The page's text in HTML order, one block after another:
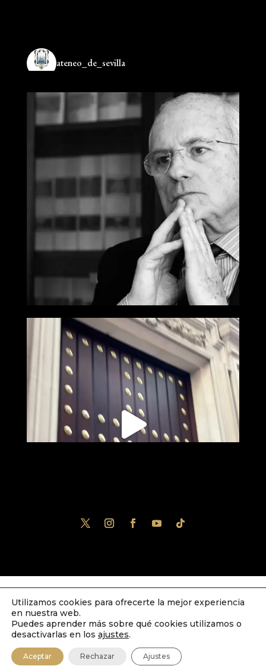
ateneo_de_sevilla
Diseñado poriNova Cloud. Una empresa
deGrupo Inova 2023© Todos los derechos
Política de Privacidad
Legal|Política de Cookies
Utilizamos cookies para ofrecerte la mejor experiencia
en nuestra web.
Puedes aprender más sobre qué cookies utilizamos o
desactivarlas en los ajustes.
Aceptar Rechazar Ajustes